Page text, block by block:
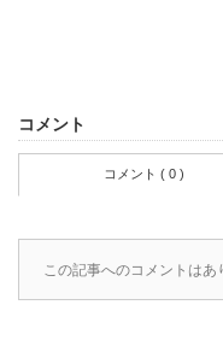
コメント
コメント ( 0 )
この記事へのコメントはあ